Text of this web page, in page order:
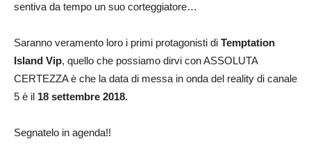
sentiva da tempo un suo corteggiatore…
Saranno veramento loro i primi protagonisti di Temptation
Island Vip, quello che possiamo dirvi con ASSOLUTA
CERTEZZA è che la data di messa in onda del reality di canale
5 è il 18 settembre 2018.
Segnatelo in agenda!!